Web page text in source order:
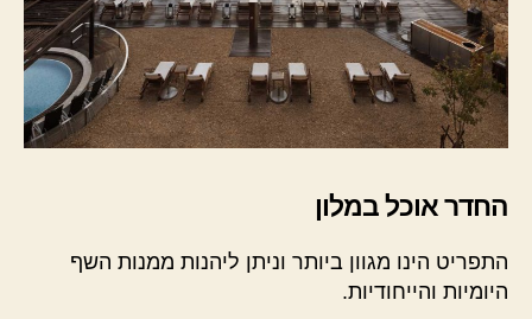
החדר אוכל במלון
התפריט הינו מגוון ביותר וניתן ליהנות ממנות השף
היומיות והייחודיות.